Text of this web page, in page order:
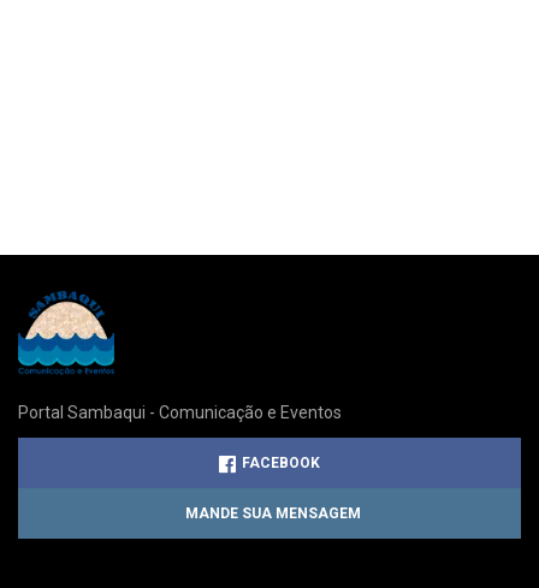
Portal Sambaqui - Comunicação e Eventos
FACEBOOK
MANDE SUA MENSAGEM